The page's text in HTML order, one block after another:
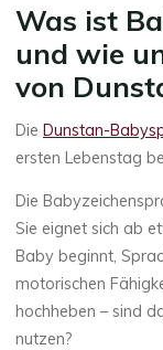
Was ist
und wie
von
DieDunstan-
ersten Lebenstag
Die
Sie eignet sich ab
Baby beginnt,
motorischen
hochheben – sind
nutzen?